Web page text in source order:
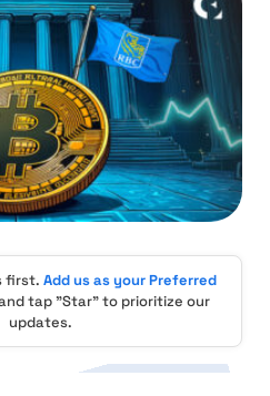
first. Add us as your Preferred
tap "Star" to prioritize our
updates.